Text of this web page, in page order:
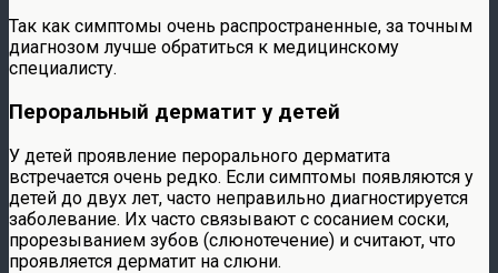
Так как симптомы очень распространенные, за точным
диагнозом лучше обратиться к медицинскому
специалисту.
Пероральный дерматит у детей
У детей проявление перорального дерматита
встречается очень редко. Если симптомы появляются у
детей до двух лет, часто неправильно диагностируется
заболевание. Их часто связывают с сосанием соски,
прорезыванием зубов (слюнотечение) и считают, что
проявляется дерматит на слюни.